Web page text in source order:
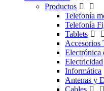
Productos
Telefonía
Telefonía
Tablets
Accesorios
Electrónica
Electricidad
Informática
Antenas y
Cables